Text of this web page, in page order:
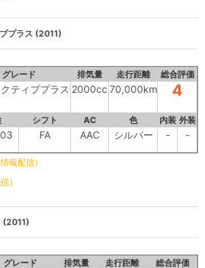
プラス (2011)
グレード 排気量 走行距離 総合評価
ティブプラス 2000cc 70,000km 4
シフト AC 色 内装 外装
FA AAC シルバー - -
報配信）
）
(2011)
グレード 排気量 走行距離 総合評価